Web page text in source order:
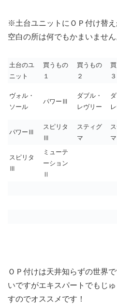
※土台ユニットにＯＰ付け替
空白の所は何でもかまいません
土台のユ
ニット
買うもの
１
買うもの
２
３
ヴォル・
ソール
パワーⅢ
ダブル・
レヴリー
パワーⅢ
スピリタ
Ⅲ
スティグ
マ
マ
スピリタ
Ⅲ
ミューテ
ーション
Ⅱ
ＯＰ付けは天井知らずの世界
いですがエキスパートでもじ
すのでオススメです！